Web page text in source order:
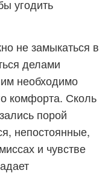
угодить
не замыкаться в
делами
необходимо
комфорта. Сколь
порой
непостоянные,
и чувстве